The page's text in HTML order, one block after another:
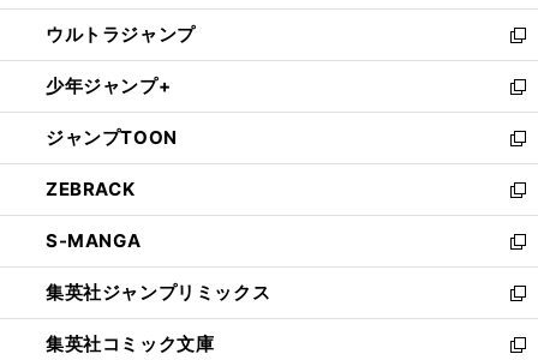
開
く
ウ
で
開
く
ン
ド
ウ
で
開
く
ウ
ィ
ン
ド
ウ
で
開
く
し
い
ウ
ィ
ン
ド
ウ
で
開
く
ウルトラジャンプ
新
し
い
ウ
ィ
ン
ド
ウ
で
開
く
少年ジャンプ+
新
し
い
ウ
ィ
ン
ド
ウ
で
開
く
ジャンプTOON
新
し
い
ウ
ィ
ン
ド
ウ
で
ZEBRACK
新
し
い
ウ
ィ
ン
ド
S-MANGA
新
し
い
ウ
ィ
集英社ジャンプリミックス
新
し
い
集英社コミック文庫
新